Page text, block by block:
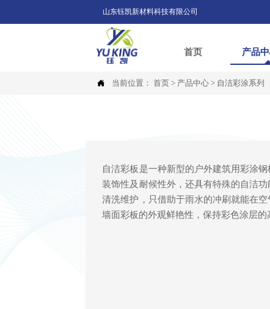
山东钰凯新材料科技有限公司
首页 产品
 当前位置： 首页> 产品中心> 自洁彩涂系列
自洁彩板是一种新型的户外建筑用彩涂
装饰性及耐候性外，还具有特殊的自洁
清洗维护，只借助于雨水的冲刷就能在
墙面彩板的外观鲜艳性，保持彩色涂层的